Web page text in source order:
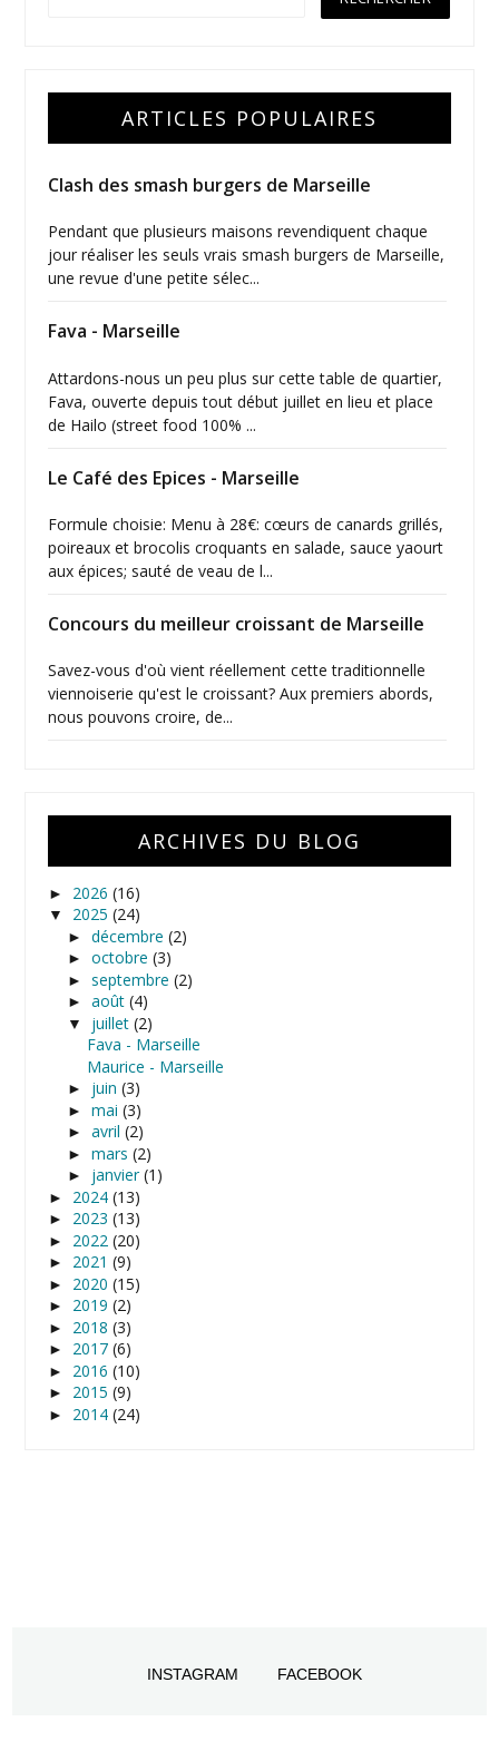
ARTICLES POPULAIRES
Clash des smash burgers de Marseille
Pendant que plusieurs maisons revendiquent chaque
jour réaliser les seuls vrais smash burgers de Marseille,
une revue d'une petite sélec...
Fava - Marseille
Attardons-nous un peu plus sur cette table de quartier,
Fava, ouverte depuis tout début juillet en lieu et place
de Hailo (street food 100% ...
Le Café des Epices - Marseille
Formule choisie: Menu à 28€: cœurs de canards grillés,
poireaux et brocolis croquants en salade, sauce yaourt
aux épices; sauté de veau de l...
Concours du meilleur croissant de Marseille
Savez-vous d'où vient réellement cette traditionnelle
viennoiserie qu'est le croissant? Aux premiers abords,
nous pouvons croire, de...
ARCHIVES DU BLOG
► 2026(16)
▼ 2025(24)
►décembre(2)
►octobre(3)
►septembre(2)
►août(4)
▼ juillet(2)
Fava - Marseille
Maurice - Marseille
► juin(3)
►mai(3)
►avril(2)
►mars(2)
► janvier(1)
► 2024(13)
► 2023(13)
► 2022(20)
► 2021(9)
► 2020(15)
► 2019(2)
► 2018(3)
► 2017(6)
► 2016(10)
► 2015(9)
► 2014(24)
INSTAGRAM FACEBOOK